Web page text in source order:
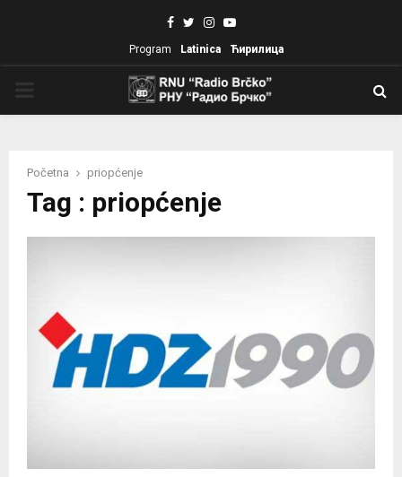
Facebook
TwitterInstagram
Youtube
Program Latinica Ћирилица
Početna priopćenje
Tag : priopćenje